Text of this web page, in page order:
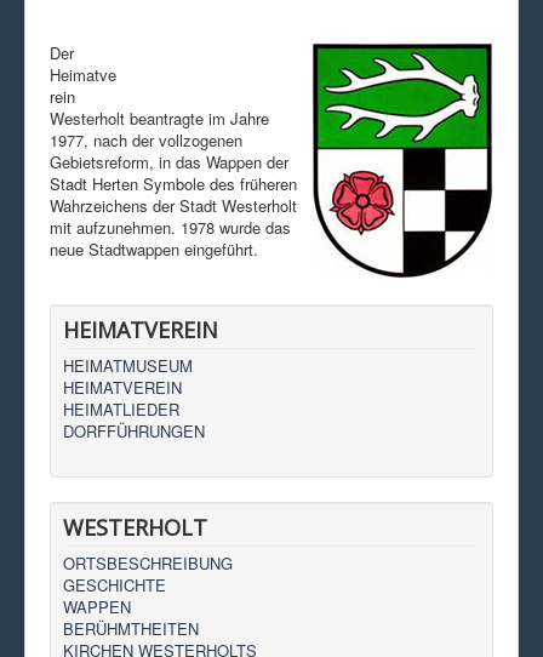
Der
Heimatve
rein
Westerholt beantragte im Jahre
1977, nach der vollzogenen
Gebietsreform, in das Wappen der
Stadt Herten Symbole des früheren
Wahrzeichens der Stadt Westerholt
mit aufzunehmen. 1978 wurde das
neue Stadtwappen eingeführt.
HEIMATVEREIN
HEIMATMUSEUM
HEIMATVEREIN
HEIMATLIEDER
DORFFÜHRUNGEN
WESTERHOLT
ORTSBESCHREIBUNG
GESCHICHTE
WAPPEN
BERÜHMTHEITEN
KIRCHEN WESTERHOLTS